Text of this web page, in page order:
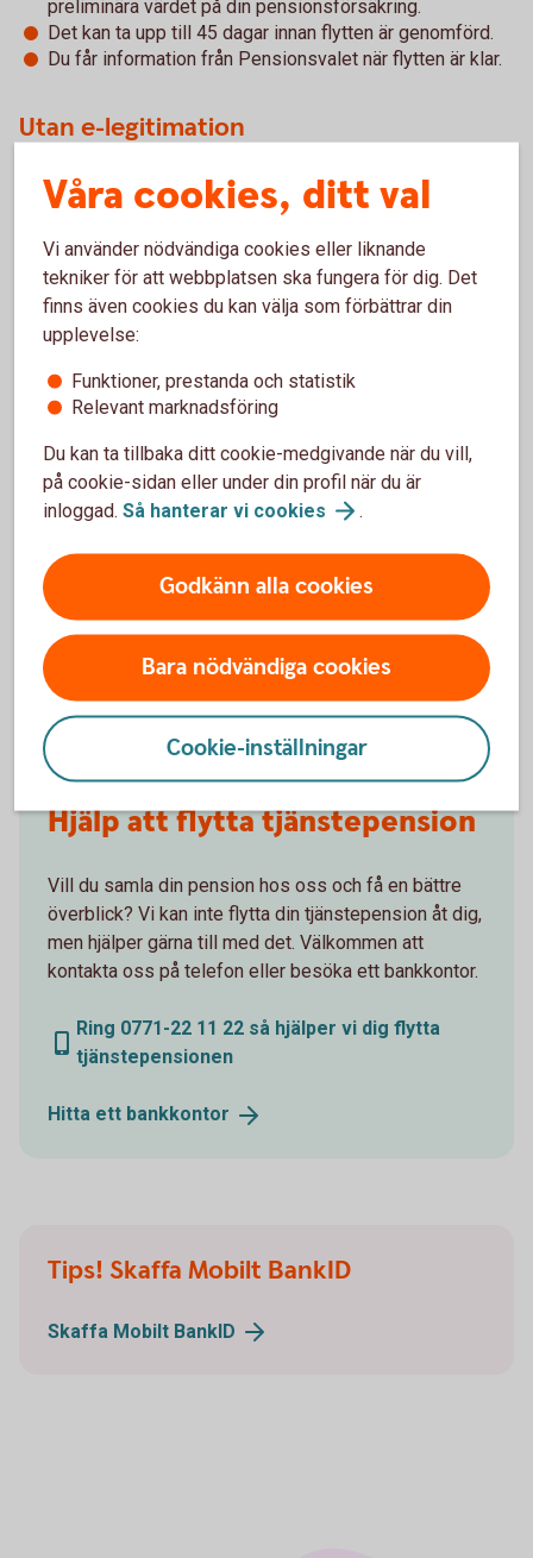
preliminära värdet på din pensionsförsäkring.
Det kan ta upp till 45 dagar innan flytten är genomförd.
Du får information från Pensionsvalet när flytten är klar.
Utan e-legitimation
Du som inte har e-legitimation kan för närvarande inte
flytta intjänat pensionskapital eller göra omval för nya
Undantag: Utlandsboende och personer med skyddad
identitet kontaktar Pensionsvalet för hjälp med flytt av
befintligt kapital.
Fryksdalens Sparbanks erbjudande
Swedbanks entrélösning inom KAP-KL och AKAP-KR
(pdf)
Hjälp att flytta tjänstepension
Vill du samla din pension hos oss och få en bättre
överblick? Vi kan inte flytta din tjänstepension åt dig,
men hjälper gärna till med det. Välkommen att
kontakta oss på telefon eller besöka ett bankkontor.
Ring 0771-22 11 22 så hjälper vi dig flytta
tjänstepensionen
Hitta ett bankkontor
Få hjälp med
flytt av pension
Tips! Skaffa Mobilt BankID
Skaffa Mobilt BankID
Våra cookies, ditt val
Vi använder nödvändiga cookies eller liknande
tekniker för att webbplatsen ska fungera för dig. Det
finns även cookies du kan välja som förbättrar din
upplevelse:
Funktioner, prestanda och statistik
Relevant marknadsföring
Du kan ta tillbaka ditt cookie-medgivande när du vill,
på cookie-sidan eller under din profil när du är
inloggad. Så hanterar vi cookies .
Godkänn alla cookies
Bara nödvändiga cookies
Cookie-inställningar